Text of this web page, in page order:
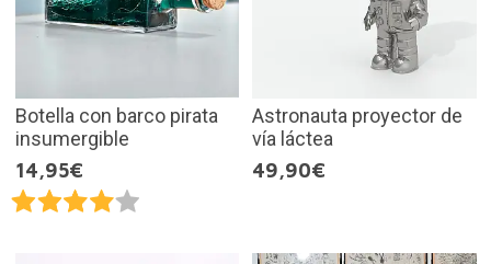
Botella con barco pirata
insumergible
14,95€
Astronauta proyector de
vía láctea
49,90€